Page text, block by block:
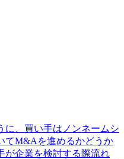
に、買い手はノンネームシ
てM&Aを進めるかどうか
が企業を検討する際流れ